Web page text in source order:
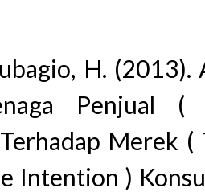
H. (2013).
Penjual
Merek
Intention )